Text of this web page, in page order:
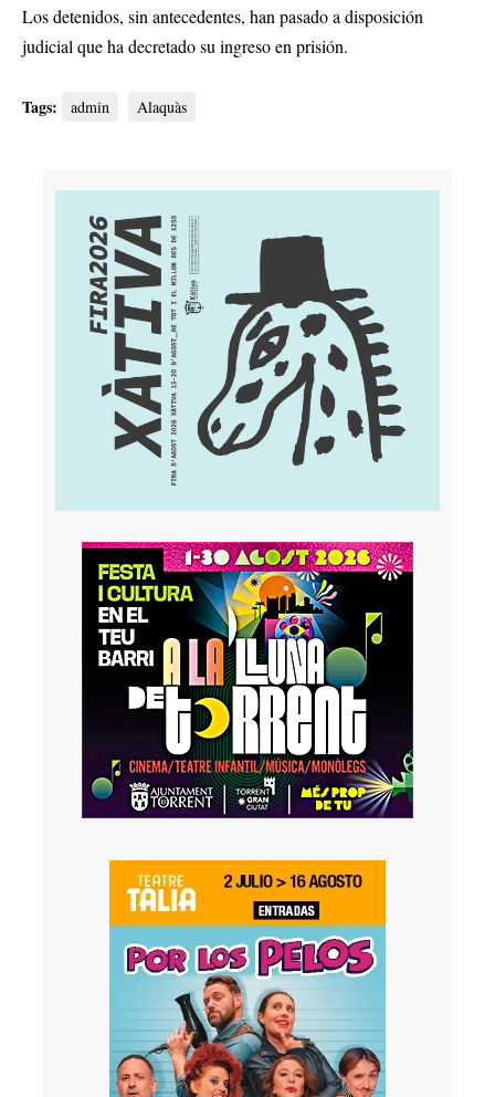
Los detenidos, sin antecedentes, han pasado a disposición
judicial que ha decretado su ingreso en prisión.
Tags: admin Alaquàs